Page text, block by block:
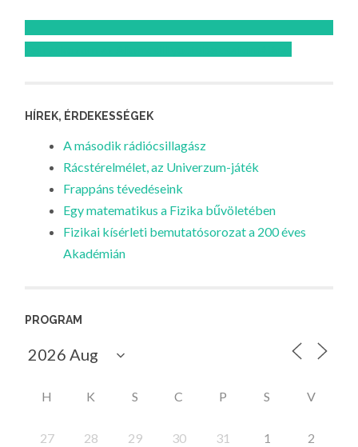
HÍREK, ÉRDEKESSÉGEK
A második rádiócsillagász
Rácstérelmélet, az Univerzum-játék
Frappáns tévedéseink
Egy matematikus a Fizika bűvöletében
Fizikai kísérleti bemutatósorozat a 200 éves
Akadémián
PROGRAM
H K S C P S V
27 28 29 30 31 1 2